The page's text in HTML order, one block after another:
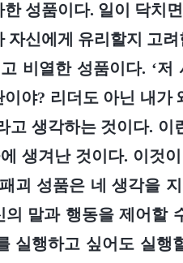
한 성품이다. 일이 닥치
자신에게 유리할지 고
비열한 성품이다. ‘
이야? 리더도 아닌 내가
고 생각하는 것이다.
생겨난 것이다. 이것
괴 성품은 네 생각을
의 말과 행동을 제어할
실행하고 싶어도 실행